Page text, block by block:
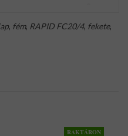
, fém, RAPID FC20/4, fekete,
RAKTÁRON